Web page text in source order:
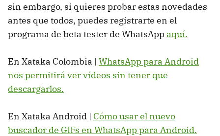
sin embargo, si quieres probar estas novedades
antes que todos, puedes registrarte en el
programa de beta tester de WhatsApp aquí.
En Xataka Colombia | WhatsApp para Android
nos permitirá ver vídeos sin tener que
descargarlos.
En Xataka Android | Cómo usar el nuevo
buscador de GIFs en WhatsApp para Android.